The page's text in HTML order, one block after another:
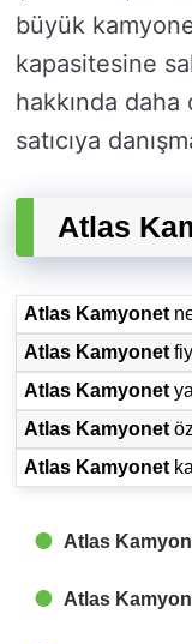
büyük
kapasitesine
hakkında
satıcıya
Atlas
Atlas Kamyonet
Atlas Kamyonet
Atlas Kamyonet
Atlas Kamyonet
Atlas Kamyonet
Atlas
Atlas